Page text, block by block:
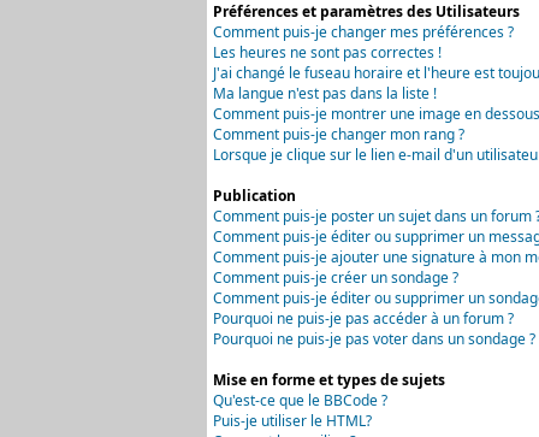
Préférences et paramètres des Utilisateurs
Comment puis-je changer mes préférences ?
Les heures ne sont pas correctes !
J'ai changé le fuseau horaire et l'heure est
Ma langue n'est pas dans la liste !
Comment puis-je montrer une image en
Comment puis-je changer mon rang ?
Lorsque je clique sur le lien e-mail d'un
Publication
Comment puis-je poster un sujet dans un forum
Comment puis-je éditer ou supprimer un
Comment puis-je ajouter une signature à mon
Comment puis-je créer un sondage ?
Comment puis-je éditer ou supprimer un
Pourquoi ne puis-je pas accéder à un forum ?
Pourquoi ne puis-je pas voter dans un sondage ?
Mise en forme et types de sujets
Qu'est-ce que le BBCode ?
Puis-je utiliser le HTML?